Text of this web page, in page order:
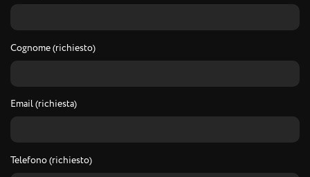
Cognome (richiesto)
Email (richiesta)
Telefono (richiesto)